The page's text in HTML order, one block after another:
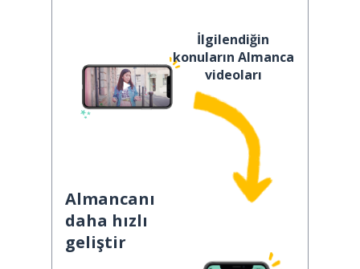
İlgilendiğin
konuların Almanca
videoları
Almancanı
daha hızlı
geliştir